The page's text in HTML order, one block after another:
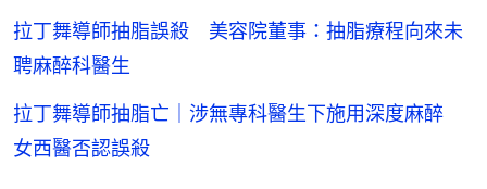
拉丁舞導師抽脂誤殺 美容院董事：抽脂療程向來未
聘麻醉科醫生
拉丁舞導師抽脂亡｜涉無專科醫生下施用深度麻醉
女西醫否認誤殺